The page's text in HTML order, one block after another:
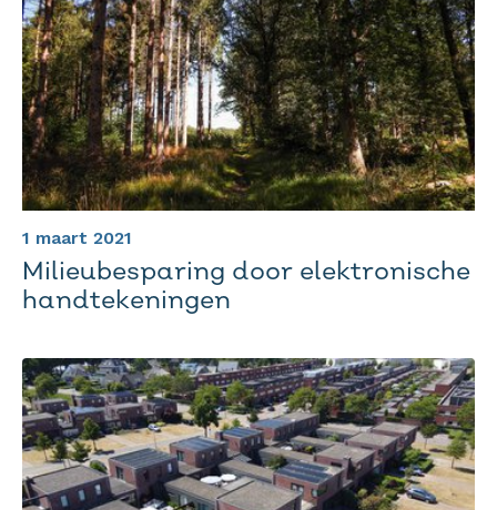
Milieubesparing door elektronische
handtekeningen
1 maart 2021